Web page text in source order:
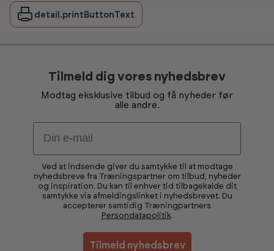
detail.printButtonText
Tilmeld dig vores nyhedsbrev
Modtag eksklusive tilbud og få nyheder før
alle andre.
Email
Ved at indsende giver du samtykke til at modtage
nyhedsbreve fra Træningspartner om tilbud, nyheder
og inspiration. Du kan til enhver tid tilbagekalde dit
samtykke via afmeldingslinket i nyhedsbrevet. Du
accepterer samtidig Træningpartners
Persondatapolitik.
Tilmeld nyhedsbrev